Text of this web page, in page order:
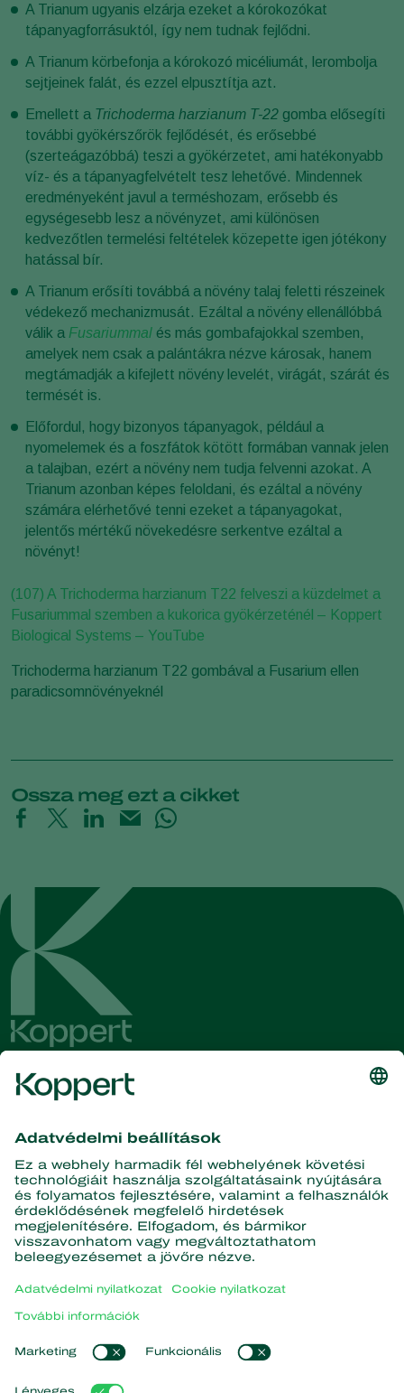
A Trianum ugyanis elzárja ezeket a kórokozókat
tápanyagforrásuktól, így nem tudnak fejlődni.
A Trianum körbefonja a kórokozó micéliumát, lerombolja
sejtjeinek falát, és ezzel elpusztítja azt.
Emellett a Trichoderma harzianum T-22 gomba elősegíti
további gyökérszőrök fejlődését, és erősebbé
(szerteágazóbbá) teszi a gyökérzetet, ami hatékonyabb
víz- és a tápanyagfelvételt tesz lehetővé. Mindennek
eredményeként javul a terméshozam, erősebb és
egységesebb lesz a növényzet, ami különösen
kedvezőtlen termelési feltételek közepette igen jótékony
hatással bír.
A Trianum erősíti továbbá a növény talaj feletti részeinek
védekező mechanizmusát. Ezáltal a növény ellenállóbbá
válik a Fusariummal és más gombafajokkal szemben,
amelyek nem csak a palántákra nézve károsak, hanem
megtámadják a kifejlett növény levelét, virágát, szárát és
termését is.
Előfordul, hogy bizonyos tápanyagok, például a
nyomelemek és a foszfátok kötött formában vannak jelen
a talajban, ezért a növény nem tudja felvenni azokat. A
Trianum azonban képes feloldani, és ezáltal a növény
számára elérhetővé tenni ezeket a tápanyagokat,
jelentős mértékű növekedésre serkentve ezáltal a
növényt!
(107) A Trichoderma harzianum T22 felveszi a küzdelmet a
Fusariummal szemben a kukorica gyökérzeténél – Koppert
Biological Systems – YouTube
Trichoderma harzianum T22 gombával a Fusarium ellen
paradicsomnövényeknél
Ossza meg ezt a cikket
és információinkat!
Iratkozzon fel itt
A természet partnerei
Parazita darazsak
Hasznos fonálférgek
Hasznos mikroorganizmusok
Növényvédelem
A Koppertről
Hírek és információk
Népszerű linkek